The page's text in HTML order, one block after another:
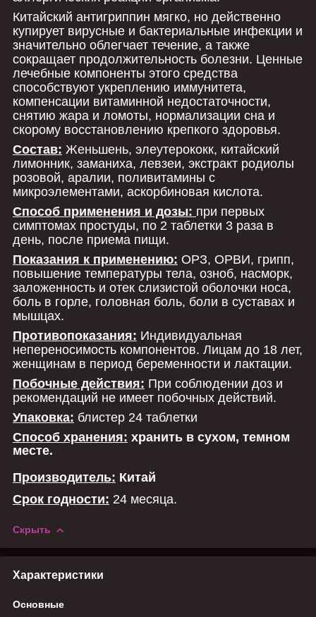
Китайский антигриппин мягко, но действенно
купирует вирусные и бактериальные инфекции и
значительно облегчает течение, а также
сокращает продолжительность болезни. Ценные
лечебные компоненты этого средства
способствуют укреплению иммунитета,
компенсации витаминной недостаточности,
снятию жара и ломоты, нормализации сна и
скорому восстановлению крепкого здоровья.
Состав: Женьшень, элеутерококк, китайский
лимонник, заманиха, левзеи, экстракт родиолы
розовой, аралии, поливитамины с
микроэлементами, аскорбиновая кислота.
Способ применения и дозы: при первых
симптомах простуды, по 2 таблетки 3 раза в
день, после приема пищи.
Показания к применению: ОРЗ, ОРВИ, грипп,
повышение температуры тела, озноб, насморк,
заложенность и отек слизистой оболочки носа,
боль в горле, головная боль, боли в суставах и
мышцах.
Противопоказания: Индивидуальная
непереносимость компонентов. Лицам до 18 лет,
женщинам в период беременности и лактации.
Побочные действия: При соблюдении доз и
рекомендаций не имеет побочных действий.
Упаковка: блистер 24 таблетки
Способ хранения: хранить в сухом, темном
месте.
Производитель: Китай
Срок годности: 24 месяца.
Скрыть
Характеристики
Основные